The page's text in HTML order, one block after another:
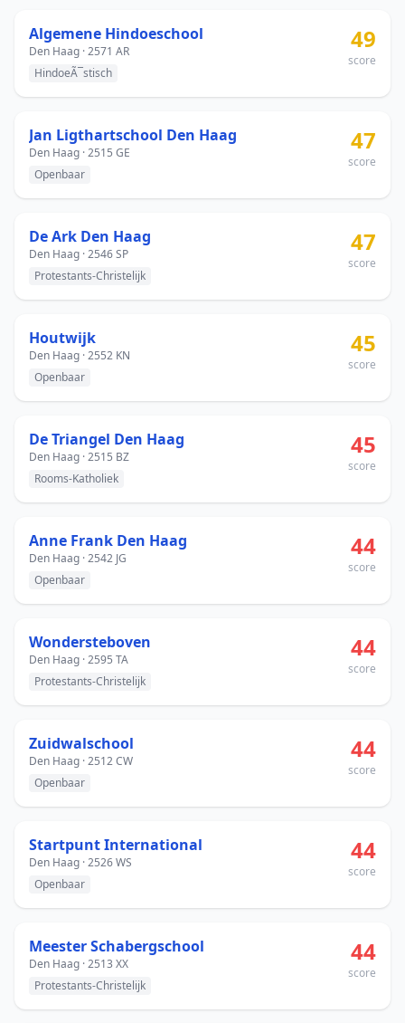
Algemene Hindoeschool
Den Haag · 2571 AR
HindoeÃ¯stisch
49
score
Jan Ligthartschool Den Haag
Den Haag · 2515 GE
Openbaar
47
score
De Ark Den Haag
Den Haag · 2546 SP
Protestants-Christelijk
47
score
Houtwijk
Den Haag · 2552 KN
Openbaar
45
score
De Triangel Den Haag
Den Haag · 2515 BZ
Rooms-Katholiek
45
score
Anne Frank Den Haag
Den Haag · 2542 JG
Openbaar
44
score
Wondersteboven
Den Haag · 2595 TA
Protestants-Christelijk
44
score
Zuidwalschool
Den Haag · 2512 CW
Openbaar
44
score
Startpunt International
Den Haag · 2526 WS
Openbaar
44
score
Meester Schabergschool
Den Haag · 2513 XX
Protestants-Christelijk
44
score